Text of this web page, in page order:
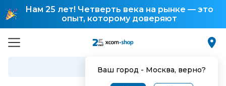
Нам 25 лет! Четверть века на рынке — это
опыт, которому доверяют
Ваш город - Москва, верно?